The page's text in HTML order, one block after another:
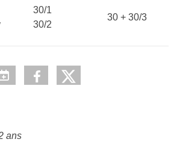
30/1
30/2
30 + 30/3
ans